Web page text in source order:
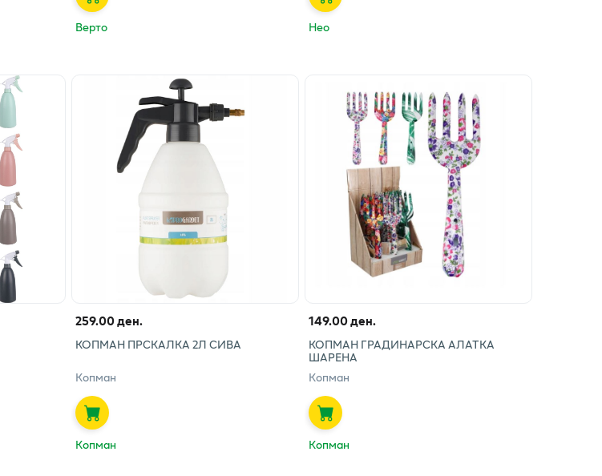
Верто Нео
259.00 ден.
КОПМАН ПРСКАЛКА 2Л СИВА
Копман
Копман
149.00 ден.
КОПМАН ГРАДИНАРСКА АЛАТКА
ШАРЕНА
Копман
Копман